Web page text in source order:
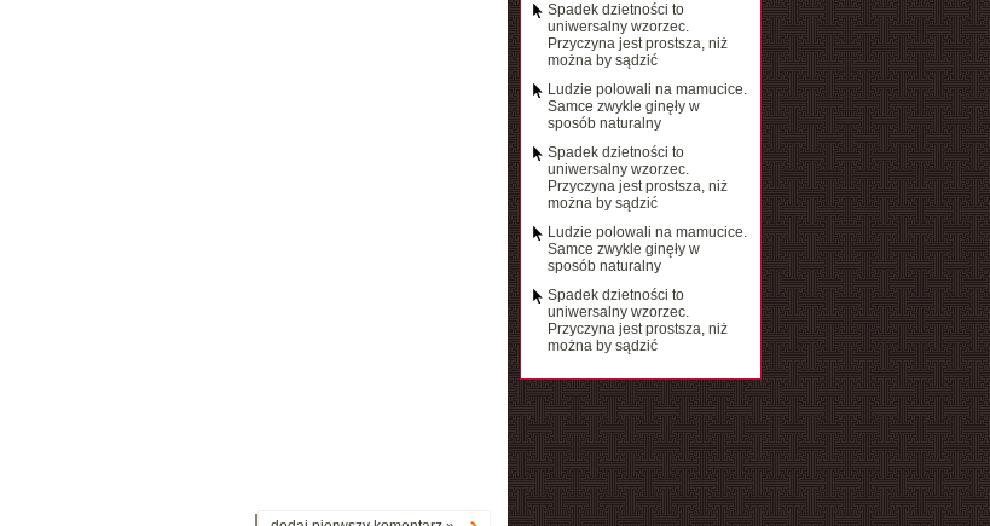
Spadek dzietności to
uniwersalny wzorzec.
Przyczyna jest prostsza, niż
można by sądzić
Ludzie polowali na mamucice.
Samce zwykle ginęły w
sposób naturalny
Spadek dzietności to
uniwersalny wzorzec.
Przyczyna jest prostsza, niż
można by sądzić
Ludzie polowali na mamucice.
Samce zwykle ginęły w
sposób naturalny
Spadek dzietności to
uniwersalny wzorzec.
Przyczyna jest prostsza, niż
można by sądzić